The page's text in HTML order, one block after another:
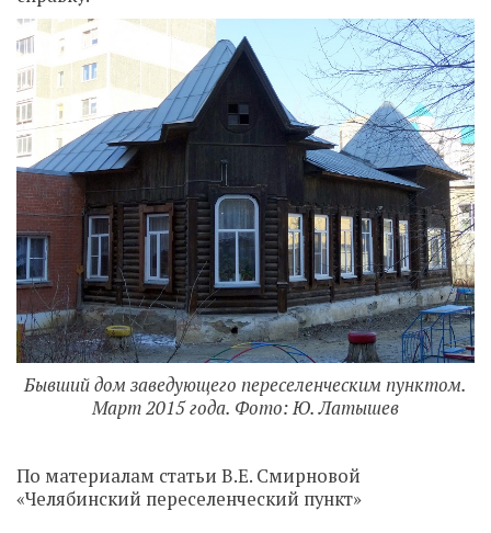
Бывший дом заведующего переселенческим пунктом.
Март 2015 года. Фото: Ю. Латышев
По материалам статьи В.Е. Смирновой
«Челябинский переселенческий пункт»